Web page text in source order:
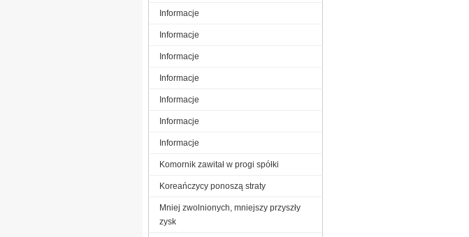
Informacje
Informacje
Informacje
Informacje
Informacje
Informacje
Informacje
Komornik zawitał w progi spółki
Koreańczycy ponoszą straty
Mniej zwolnionych, mniejszy przyszły
zysk